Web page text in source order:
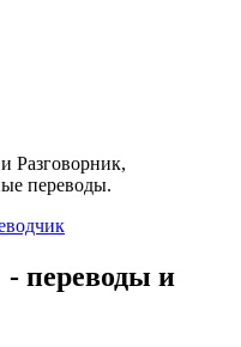
Разговорник,
переводы.
переводы и